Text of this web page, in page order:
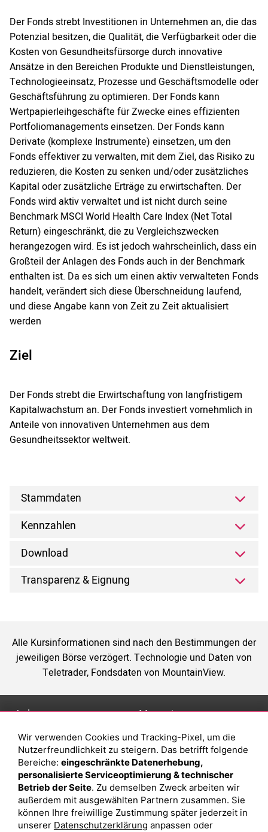
Der Fonds strebt Investitionen in Unternehmen an, die das
Potenzial besitzen, die Qualität, die Verfügbarkeit oder die
Kosten von Gesundheitsfürsorge durch innovative
Ansätze in den Bereichen Produkte und Dienstleistungen,
Technologieeinsatz, Prozesse und Geschäftsmodelle oder
Geschäftsführung zu optimieren. Der Fonds kann
Wertpapierleihgeschäfte für Zwecke eines effizienten
Portfoliomanagements einsetzen. Der Fonds kann
Derivate (komplexe Instrumente) einsetzen, um den
Fonds effektiver zu verwalten, mit dem Ziel, das Risiko zu
reduzieren, die Kosten zu senken und/oder zusätzliches
Kapital oder zusätzliche Erträge zu erwirtschaften. Der
Fonds wird aktiv verwaltet und ist nicht durch seine
Benchmark MSCI World Health Care Index (Net Total
Return) eingeschränkt, die zu Vergleichszwecken
herangezogen wird. Es ist jedoch wahrscheinlich, dass ein
Großteil der Anlagen des Fonds auch in der Benchmark
enthalten ist. Da es sich um einen aktiv verwalteten Fonds
handelt, verändert sich diese Überschneidung laufend,
und diese Angabe kann von Zeit zu Zeit aktualisiert
werden
Ziel
Der Fonds strebt die Erwirtschaftung von langfristigem
Kapitalwachstum an. Der Fonds investiert vornehmlich in
Anteile von innovativen Unternehmen aus dem
Gesundheitssektor weltweit.
Stammdaten
Kennzahlen
Download
Transparenz & Eignung
Alle Kursinformationen sind nach den Bestimmungen der
jeweiligen Börse verzögert. Technologie und Daten von
Teletrader, Fondsdaten von MountainView.
Anlage
Depot eröffnen
Depot vergleichen
Junior Depot
Top-Seller-Fonds
Top-Fonds
Magazin
Was sind sind ETFs?
Sparplan Vorteile
Was ist ein Fonds?
Wir verwenden Cookies und Tracking-Pixel, um die
Nutzerfreundlichkeit zu steigern. Das betrifft folgende
Bereiche: eingeschränkte Datenerhebung,
personalisierte Serviceoptimierung & technischer
Betrieb der Seite. Zu demselben Zweck arbeiten wir
außerdem mit ausgewählten Partnern zusammen. Sie
können Ihre freiwillige Zustimmung später jederzeit in
unserer Datenschutzerklärung anpassen oder